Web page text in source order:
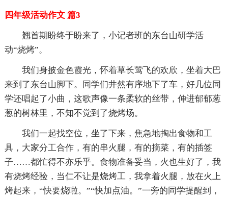
四年级活动作文 篇3
翘首期盼终于盼来了，小记者班的东台山研学活
动“烧烤”。
我们身披金色霞光，怀着草长莺飞的欢欣，坐着大巴
来到了东台山脚下。同学们井然有序地下了车，好几位同
学还唱起了小曲，这歌声像一条柔软的丝带，伸进郁郁葱
葱的树林里，不知不觉到了烧烤场。
我们一起找空位，坐了下来，焦急地掏出食物和工
具，大家分工合作，有的串火腿，有的摘菜，有的插签
子……都忙得不亦乐乎。食物准备妥当，火也生好了，我
有烧烤经验，当仁不让是烧烤工，我拿着火腿，放在火上
烤起来，“快要烧啦。”“快加点油。”一旁的同学提醒到，